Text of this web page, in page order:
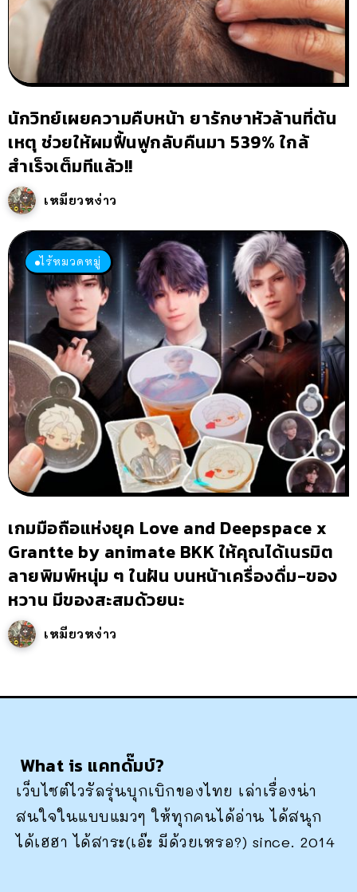
นักวิทย์เผยความคืบหน้า ยารักษาหัวล้านที่ต้น
เหตุ ช่วยให้ผมฟื้นฟูกลับคืนมา 539% ใกล้
สำเร็จเต็มทีแล้ว!!
เหมียวหง่าว
ไร้หมวดหมู่
เกมมือถือแห่งยุค Love and Deepspace x
Grantte by animate BKK ให้คุณได้เนรมิต
ลายพิมพ์หนุ่ม ๆ ในฝัน บนหน้าเครื่องดื่ม-ของ
หวาน มีของสะสมด้วยนะ
เหมียวหง่าว
What is แคทดั๊มบ์?
เว็บไซต์ไวรัลรุ่นบุกเบิกของไทย เล่าเรื่องน่า
สนใจในแบบแมวๆ ให้ทุกคนได้อ่าน ได้สนุก
ได้เฮฮา ได้สาระ(เอ๊ะ มีด้วยเหรอ?) since. 2014